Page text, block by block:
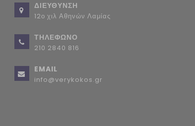
ΔΙΕΥΘΥΝΣΗ
12ο χιλ Αθηνών Λαμίας
ΤΗΛΕΦΩΝΟ
210 2840 816
EMAIL
info@verykokos.gr